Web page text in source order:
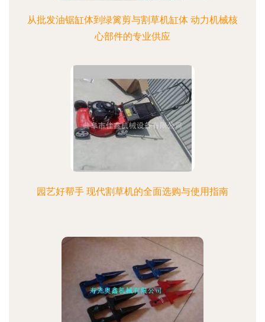
从批发油锯缸体到绿篱剪与割草机缸体 动力机械核
心部件的专业供应
园艺好帮手 现代割草机的全面选购与使用指南